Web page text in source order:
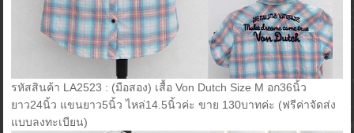
รหัสสินค้า LA2523 : (มือสอง) เสื้อ Von Dutch Size M อก36นิ้ว
ยาว24นิ้ว แขนยาว5นิ้ว ไหล่14.5นิ้วค่ะ ขาย 130บาทค่ะ (ฟรีค่าจัดส่ง
แบบลงทะเบียน)